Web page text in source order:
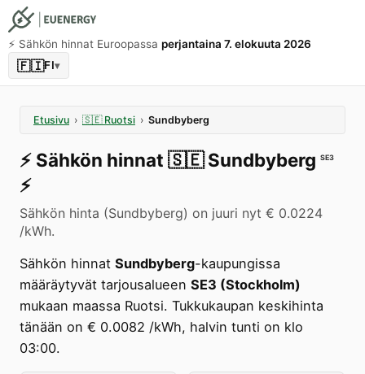
⚡️ Sähkön hinnat Euroopassa perjantaina 7. elokuuta 2026
🇫🇮FI▾
Etusivu › 🇸🇪 Ruotsi › Sundbyberg
⚡️ Sähkön hinnat 🇸🇪 Sundbyberg SE3
⚡️
Sähkön hinta (Sundbyberg) on juuri nyt € 0.0224
/kWh.
Sähkön hinnat Sundbyberg-kaupungissa
määräytyvät tarjousalueen SE3 (Stockholm)
mukaan maassa Ruotsi. Tukkukaupan keskihinta
tänään on € 0.0082 /kWh, halvin tunti on klo
03:00.